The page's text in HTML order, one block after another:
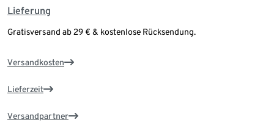
Lieferung
Gratisversand ab 29 € & kostenlose Rücksendung.
Versandkosten
Lieferzeit
Versandpartner